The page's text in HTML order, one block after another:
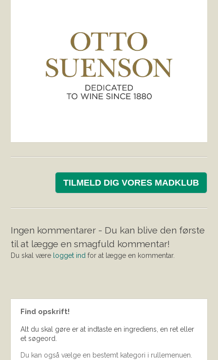
TILMELD DIG VORES MADKLUB
Ingen kommentarer - Du kan blive den første
til at lægge en smagfuld kommentar!
Du skal være logget ind for at lægge en kommentar.
Find opskrift!
Alt du skal gøre er at indtaste en ingrediens, en ret eller
et søgeord.
Du kan også vælge en bestemt kategori i rullemenuen.